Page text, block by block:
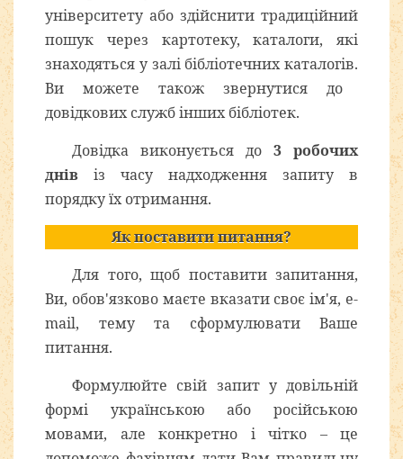
університету або здійснити традиційний
пошук через картотеку, каталоги, які
знаходяться у залі бібліотечних каталогів.
Ви можете також звернутися до
довідкових служб інших бібліотек.
Довідка виконується до 3 робочих
днів із часу надходження запиту в
порядку їх отримання.
Як поставити питання?
Для того, щоб поставити запитання,
Ви, обов'язково маєте вказати своє ім'я, e-
mail, тему та сформулювати Ваше
питання.
Формулюйте свій запит у довільній
формі українською або російською
мовами, але конкретно і чітко – це